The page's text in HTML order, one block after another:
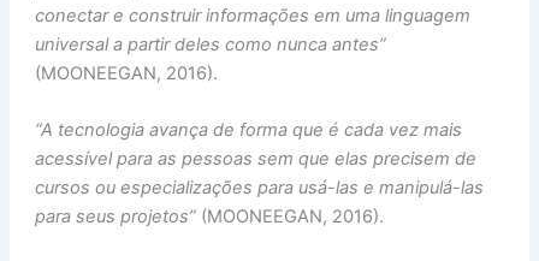
conectar e construir informações em uma linguagem
universal a partir deles como nunca antes”
(MOONEEGAN, 2016).
“A tecnologia avança de forma que é cada vez mais
acessível para as pessoas sem que elas precisem de
cursos ou especializações para usá-las e manipulá-las
para seus projetos” (MOONEEGAN, 2016).